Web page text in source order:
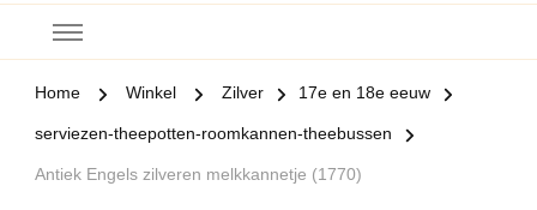
Home Winkel Zilver 17e en 18e eeuw
serviezen-theepotten-roomkannen-theebussen
Antiek Engels zilveren melkkannetje (1770)